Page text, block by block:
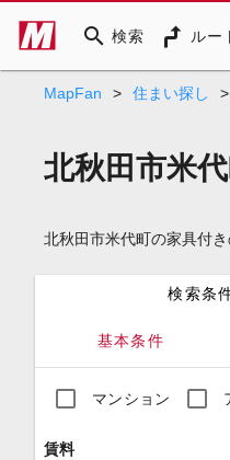
search 検索 ルー
MapFan > 住まい探し >
北秋田市米
北秋田市米代町の家具付
検索条
基本条件
マンション
賃料